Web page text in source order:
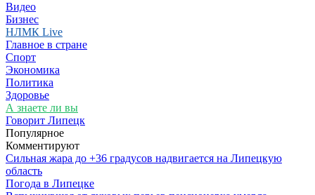
Видео
Бизнес
НЛМК Live
Главное в стране
Спорт
Экономика
Политика
Здоровье
А знаете ли вы
Говорит Липецк
Популярное
Комментируют
Сильная жара до +36 градусов надвигается на Липецкую
область
Погода в Липецке